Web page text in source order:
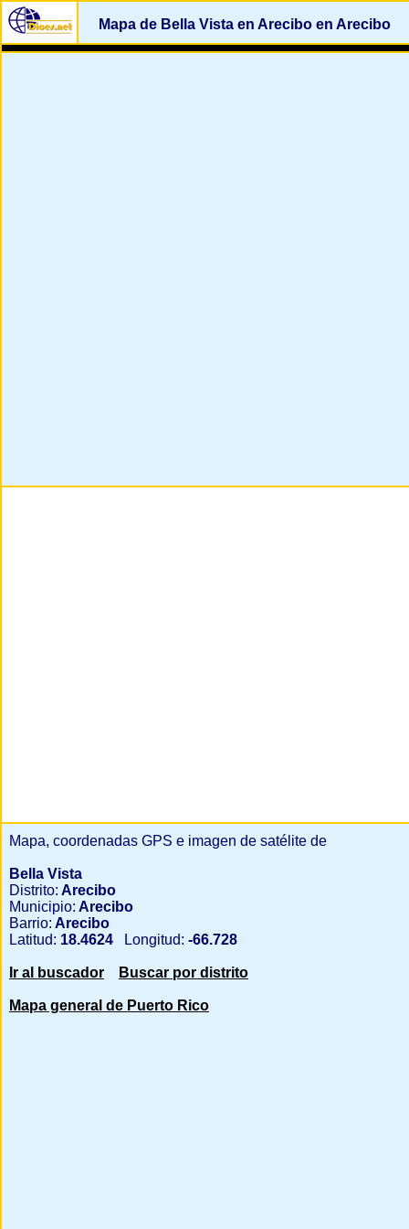
Mapa de Bella Vista en Arecibo en Arecibo
Mapa, coordenadas GPS e imagen de satélite de
Bella Vista
Distrito: Arecibo
Municipio: Arecibo
Barrio: Arecibo
Latitud: 18.4624 Longitud: -66.728
Ir al buscador Buscar por distrito
Mapa general de Puerto Rico